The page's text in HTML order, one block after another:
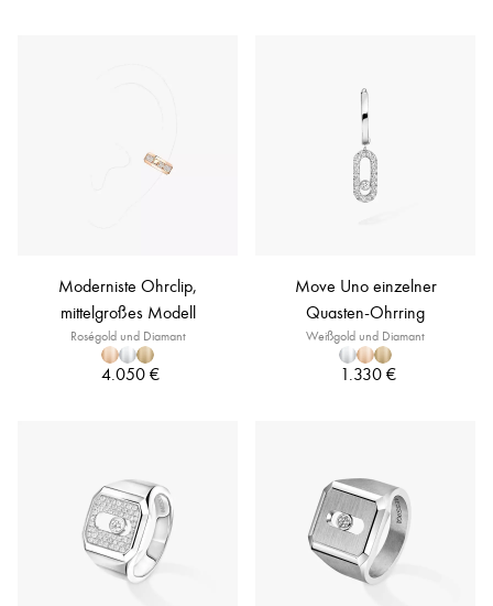
Moderniste Ohrclip,
mittelgroßes Modell
Roségold und Diamant
4.050 €
Move Uno einzelner
Quasten-Ohrring
Weißgold und Diamant
1.330 €